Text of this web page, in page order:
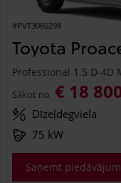
#PVT3060298
Toyota
Professional 1.5 D-4D
Sākot no € 18
Dīzeļdegviela
75 kW
Saņemt